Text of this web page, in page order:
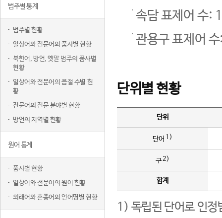
범주별 통계
범주별 현황
일상어와 전문어의 품사별 현황
북한어, 방언, 옛말 범주의 품사별
현황
일상어와 전문어의 음절 수별 현
황
전문어의 전문 분야별 현황
방언의 지역별 현황
원어 통계
품사별 현황
일상어와 전문어의 원어 현황
외래어와 혼종어의 언어명별 현황
속담 표제어 수:
관용구 표제어
단위별 현황
단위
단어 1)
구2)
합계
1) 독립된 단어로 인정